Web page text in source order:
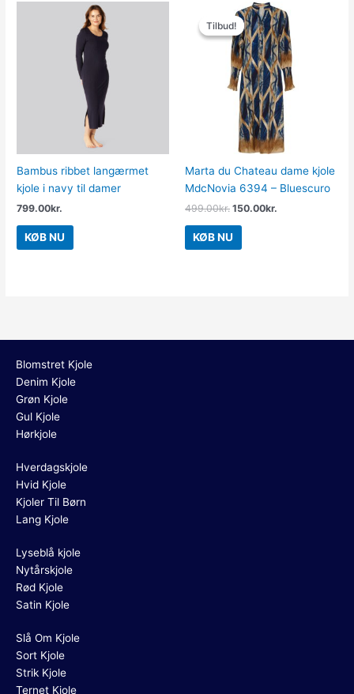
Bambus ribbet langærmet
kjole i navy til damer
799.00kr.
KØB NU
Tilbud!
Tilbud!
Marta du Chateau dame kjole
MdcNovia 6394 – Bluescuro
499.00kr.
Den
oprindelige
pris
var:
499.00kr..
150.00kr.
Den
aktuelle
pris
er:
150.00kr..
KØB NU
Blomstret Kjole
Denim Kjole
Grøn Kjole
Gul Kjole
Hørkjole
Hverdagskjole
Hvid Kjole
Kjoler Til Børn
Lang Kjole
Lyseblå kjole
Nytårskjole
Rød Kjole
Satin Kjole
Slå Om Kjole
Sort Kjole
Strik Kjole
Ternet Kjole